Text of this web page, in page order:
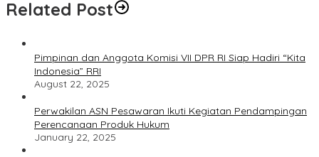
Related Post
Pimpinan dan Anggota Komisi VII DPR RI Siap Hadiri “Kita
Indonesia” RRI
August 22, 2025
Perwakilan ASN Pesawaran Ikuti Kegiatan Pendampingan
Perencanaan Produk Hukum
January 22, 2025